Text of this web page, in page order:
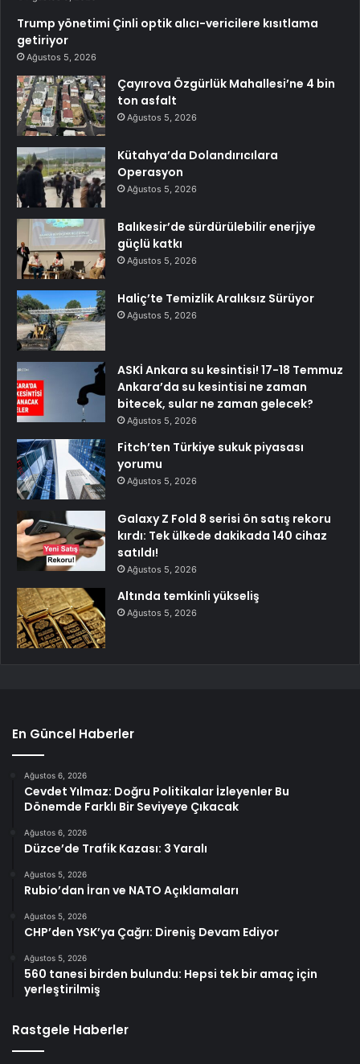
Trump yönetimi Çinli optik alıcı-vericilere kısıtlama
getiriyor
Ağustos 5, 2026
Çayırova Özgürlük Mahallesi’ne 4 bin
ton asfalt
Ağustos 5, 2026
Kütahya’da Dolandırıcılara
Operasyon
Ağustos 5, 2026
Balıkesir’de sürdürülebilir enerjiye
güçlü katkı
Ağustos 5, 2026
Haliç’te Temizlik Aralıksız Sürüyor
Ağustos 5, 2026
ASKİ Ankara su kesintisi! 17-18 Temmuz
Ankara’da su kesintisi ne zaman
bitecek, sular ne zaman gelecek?
Ağustos 5, 2026
Fitch’ten Türkiye sukuk piyasası
yorumu
Ağustos 5, 2026
Galaxy Z Fold 8 serisi ön satış rekoru
kırdı: Tek ülkede dakikada 140 cihaz
satıldı!
Ağustos 5, 2026
Altında temkinli yükseliş
Ağustos 5, 2026
En Güncel Haberler
Ağustos 6, 2026
Cevdet Yılmaz: Doğru Politikalar İzleyenler Bu
Dönemde Farklı Bir Seviyeye Çıkacak
Ağustos 6, 2026
Düzce’de Trafik Kazası: 3 Yaralı
Ağustos 5, 2026
Rubio’dan İran ve NATO Açıklamaları
Ağustos 5, 2026
CHP’den YSK’ya Çağrı: Direniş Devam Ediyor
Ağustos 5, 2026
560 tanesi birden bulundu: Hepsi tek bir amaç için
yerleştirilmiş
Rastgele Haberler